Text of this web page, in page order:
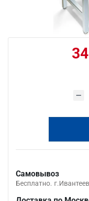
Самовывоз
Бесплатно.